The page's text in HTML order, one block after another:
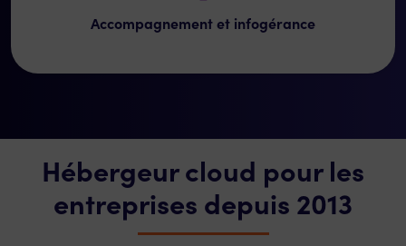
Accompagnement et infogérance
Hébergeur cloud pour les
entreprises depuis 2013